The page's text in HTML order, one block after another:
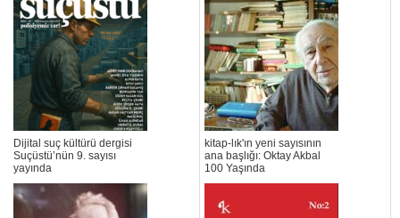
Dijital suç kültürü dergisi
Suçüstü’nün 9. sayısı
yayında
kitap-lık'ın yeni sayısının
ana başlığı: Oktay Akbal
100 Yaşında